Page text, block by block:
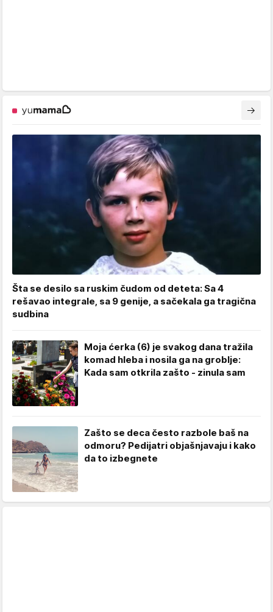
Šta se desilo sa ruskim čudom od deteta: Sa 4
rešavao integrale, sa 9 genije, a sačekala ga tragična
sudbina
Moja ćerka (6) je svakog dana tražila
komad hleba i nosila ga na groblje:
Kada sam otkrila zašto - zinula sam
Zašto se deca često razbole baš na
odmoru? Pedijatri objašnjavaju i kako
da to izbegnete